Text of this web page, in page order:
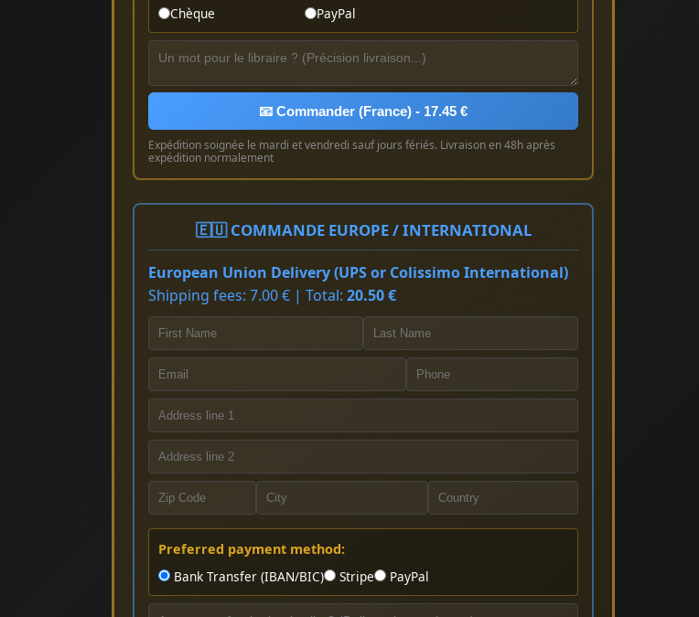
Chèque PayPal
📧 Commander (France) - 17.45 €
Expédition soignée le mardi et vendredi sauf jours fériés. Livraison en 48h après
expédition normalement
🇪🇺 COMMANDE EUROPE / INTERNATIONAL
European Union Delivery (UPS or Colissimo International)
Shipping fees: 7.00 € | Total: 20.50 €
Preferred payment method:
Bank Transfer (IBAN/BIC)
Stripe PayPal